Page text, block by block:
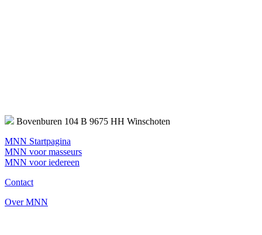
Bovenburen 104 B 9675 HH Winschoten
MNN Startpagina
MNN voor masseurs
MNN voor iedereen
Contact
Over MNN